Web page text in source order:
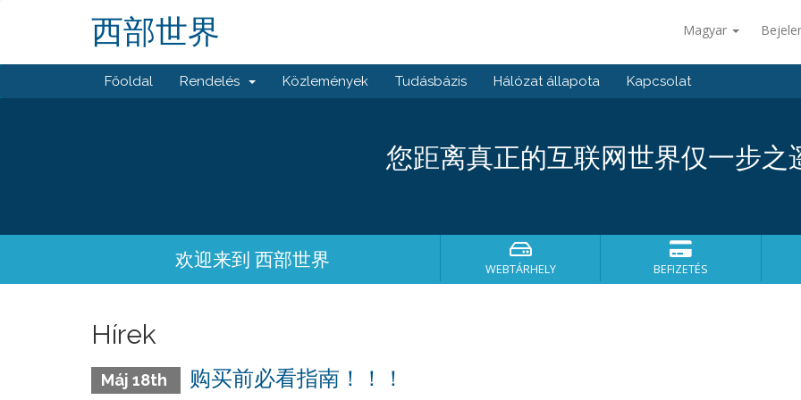
Magyar
西部世界
Főoldal Rendelés Közlemények Tudásbázis Hálózat állapota Kapcsolat
您距离真正的互联网世界仅一步之
欢迎来到 西部世界 WEBTÁRHELY BEFIZETÉS
Hírek
Máj 18th 购买前必看指南！！！